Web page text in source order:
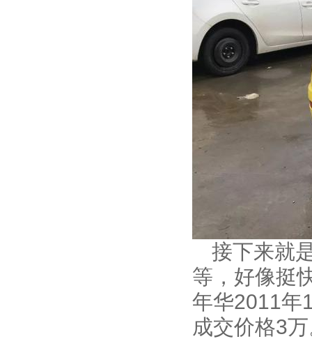
接下来就
等，好像挺
年华2011年
成交价格3